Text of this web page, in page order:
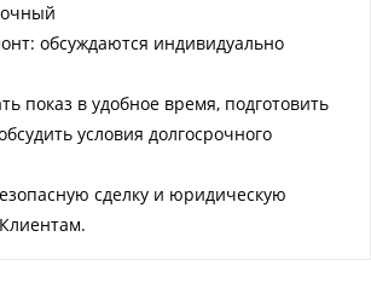
обсуждаются индивидуально
показ в удобное время, подготовить
условия долгосрочного
сделку и юридическую